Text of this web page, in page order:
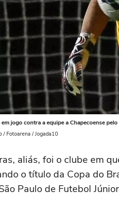
jogo contra a equipe a Chapecoense
/ Fotoarena / Jogada10
aliás, foi o clube em
o título da Copa do
Paulo de Futebol